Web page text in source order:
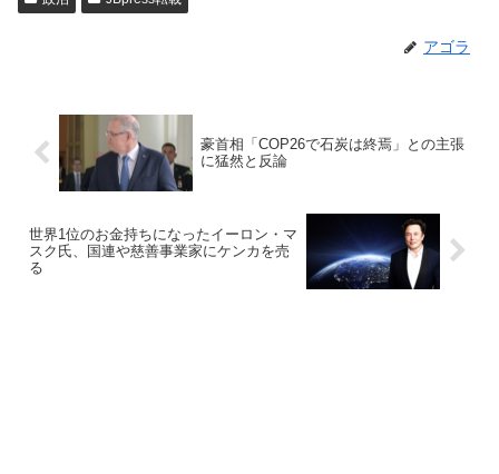
アゴラ
豪首相「COP26で石炭は終焉」との主張
に猛然と反論
世界1位のお金持ちになったイーロン・マ
スク氏、国連や慈善事業家にケンカを売
る